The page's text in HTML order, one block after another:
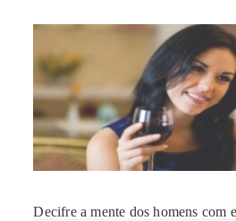
Decifre a mente dos homens com